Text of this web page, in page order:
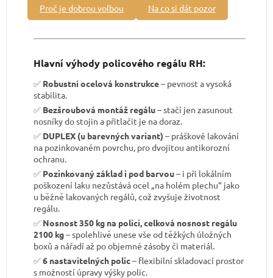
Proč je dobrou volbou Na co si dát pozor
Hlavní výhody policového regálu RH:
✅ Robustní ocelová konstrukce– pevnost a vysoká
stabilita.
✅ Bezšroubová montáž regálu– stačí jen zasunout
nosníky do stojin a přitlačit je na doraz.
✅ DUPLEX (u barevných variant) – práškové lakování
na pozinkovaném povrchu, pro dvojitou antikorozní
ochranu.
✅ Pozinkovaný základ i pod barvou– i při lokálním
poškození laku nezůstává ocel „na holém plechu“ jako
u běžně lakovaných regálů, což zvyšuje životnost
regálu.
✅ Nosnost 350 kg na polici, celková nosnost regálu
2100 kg– spolehlivě unese vše od těžkých úložných
boxů a nářadí až po objemné zásoby či materiál.
✅6 nastavitelných polic– flexibilní skladovací prostor
s možností úpravy výšky polic.